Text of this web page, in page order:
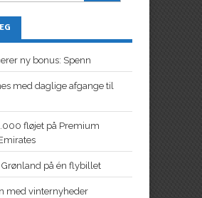
ny bonus: Spenn
med daglige afgange til
fløjet på Premium
på én flybillet
med vinternyheder